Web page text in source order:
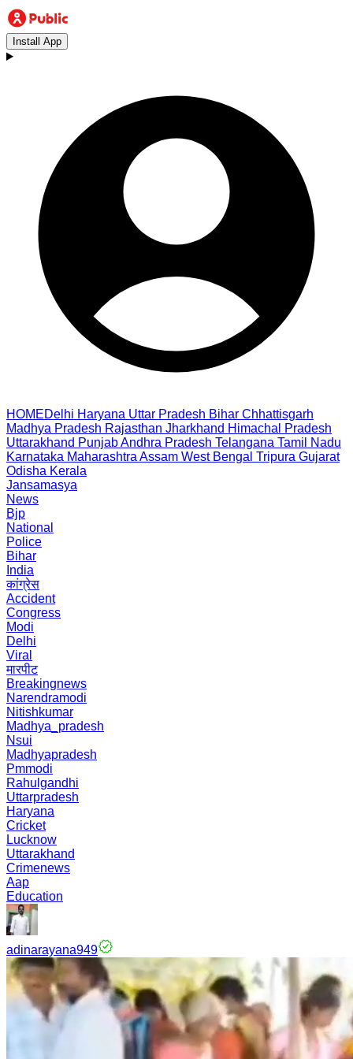
Install App
HOMEDelhi Haryana Uttar Pradesh Bihar Chhattisgarh
Madhya Pradesh Rajasthan Jharkhand Himachal Pradesh
Uttarakhand PunjabAndhra Pradesh Telangana Tamil Nadu
Karnataka Maharashtra Assam West Bengal Tripura Gujarat
Odisha Kerala
Jansamasya
News
Bjp
National
Police
Bihar
India
कांग्रेस
Accident
Congress
Modi
Delhi
Viral
मारपीट
Breakingnews
Narendramodi
Nitishkumar
Madhya_pradesh
Nsui
Madhyapradesh
Pmmodi
Rahulgandhi
Uttarpradesh
Haryana
Cricket
Lucknow
Uttarakhand
Crimenews
Aap
Education
adinarayana949